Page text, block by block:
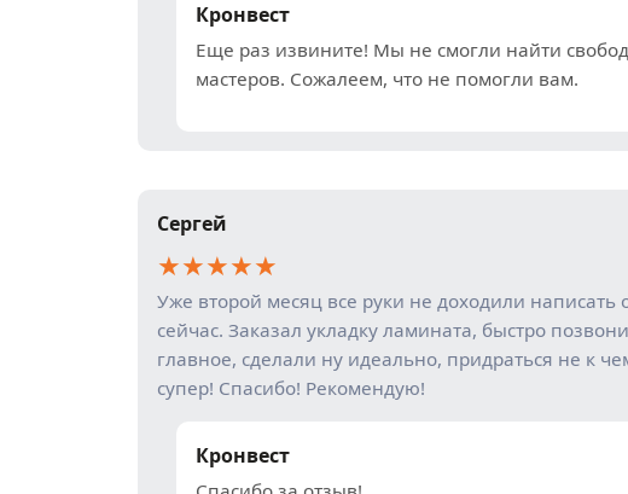
Кронвест
Еще раз извините! Мы не смогли найти
мастеров. Сожалеем, что не помогли вам.
Сергей
★★★★★
Уже второй месяц все руки не доходили написать
сейчас. Заказал укладку ламината, быстро
главное, сделали ну идеально, придраться не к
супер! Спасибо! Рекомендую!
Кронвест